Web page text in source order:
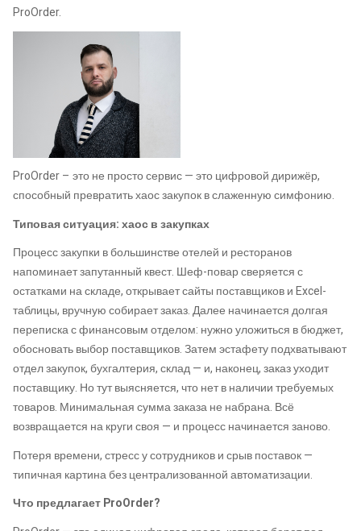
ProOrder.
ProOrder – это не просто сервис — это цифровой дирижёр,
способный превратить хаос закупок в слаженную симфонию.
Типовая ситуация: хаос в закупках
Процесс закупки в большинстве отелей и ресторанов
напоминает запутанный квест. Шеф-повар сверяется с
остатками на складе, открывает сайты поставщиков и Excel-
таблицы, вручную собирает заказ. Далее начинается долгая
переписка с финансовым отделом: нужно уложиться в бюджет,
обосновать выбор поставщиков. Затем эстафету подхватывают
отдел закупок, бухгалтерия, склад — и, наконец, заказ уходит
поставщику. Но тут выясняется, что нет в наличии требуемых
товаров. Минимальная сумма заказа не набрана. Всё
возвращается на круги своя — и процесс начинается заново.
Потеря времени, стресс у сотрудников и срыв поставок —
типичная картина без централизованной автоматизации.
Что предлагает ProOrder?